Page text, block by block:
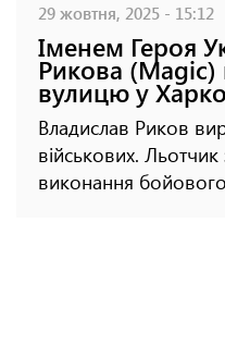
29 жовтня, 2025 - 15:12
Іменем Героя
Рикова (Magic)
вулицю у
Владислав Риков
військових. Льотчик
виконання